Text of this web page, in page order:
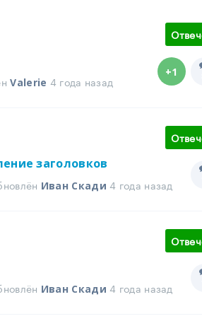
Valerie 4 года назад
+1
заголовков
Иван Скади 4 года назад
Иван Скади 4 года назад